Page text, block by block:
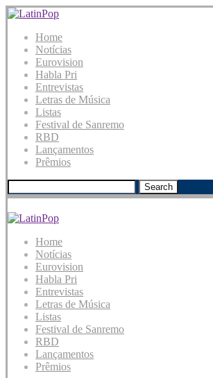
Home
Notícias
Eurovision
Habla Pri
Entrevistas
Letras de Música
Listas
Festival de Sanremo
RBD
Lançamentos
Prêmios
Search
Home
Notícias
Eurovision
Habla Pri
Entrevistas
Letras de Música
Listas
Festival de Sanremo
RBD
Lançamentos
Prêmios